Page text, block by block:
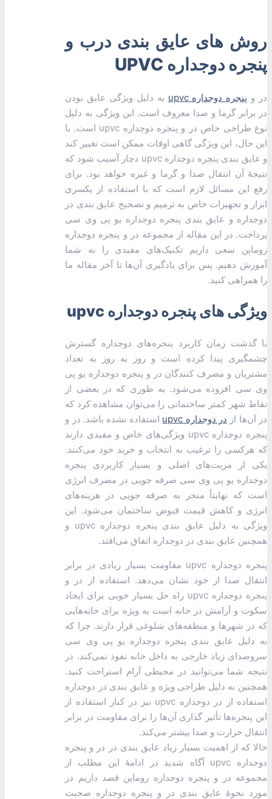
روش های عایق بندی درب و
پنجره دوجداره UPVC
در و پنجره دوجداره upvc
به دلیل ویژگی عایق بودن
در برابر گرما و صدا معروف است. این ویژگی به دلیل
نوع طراحی خاص در و پنجره دوجداره upvc است. با
این حال، این ویژگی گاهی اوقات ممکن است تغییر کند
و عایق بندی پنجره دوجداره upvc دچار آسیب شود که
نتیجۀ آن انتقال صدا و گرما و غیره خواهد بود. برای
رفع این مسائل لازم است که با استفاده از یکسری
ابزار و تجهیزات خاص به ترمیم و تصحیح عایق بندی در
دوجداره و عایق بندی پنجره دوجداره یو پی وی سی
پرداخت. در این مقاله از مجموعه در و پنجره دوجداره
روماپن سعی داریم تکنیک‌های مفیدی را به شما
آموزش دهیم. پس برای یادگیری آن‌ها تا آخر مقاله ما
را همراهی کنید.
ویژگی های پنجره دوجداره upvc
با گذشت زمان کاربرد پنجره‌های دوجداره گسترش
چشمگیری پیدا کرده است و روز به روز به تعداد
مشتریان و مصرف کنندگان در و پنجره دوجداره یو پی
وی سی افزوده می‌شود. به طوری که در بعضی از
نقاط شهر کمتر ساختمانی را می‌توان مشاهده کرد که
در آن‌ها از در دوجداره upvc
استفاده نشده باشد. در و
پنجره دوجداره upvc ویژگی‌های خاص و مفیدی دارند
که هرکسی را ترغیب به انتخاب و خرید خود می‌کنند.
یکی از مزیت‌های اصلی و بسیار کاربردی پنجره
دوجداره یو پی وی سی صرفه‌ جویی در مصرف انرژی
است که نهایتاً منجر به صرفه جویی در هزینه‌های
انرژی و کاهش قیمت قبوض ساختمان می‌شود. این
ویژگی به دلیل عایق بندی پنجره دوجداره upvc و
همچنین عایق بندی در دوجداره اتفاق می‌افتد.
پنجره دوجداره upvc مقاومت بسیار زیادی در برابر
انتقال صدا از خود نشان می‌دهد. استفاده از در و
پنجره دوجداره upvc راه‌ حل بسیار خوبی برای ایجاد
سکوت و آرامش در خانه است به ویژه برای خانه‌هایی
که در شهرها و منطقه‌های شلوغی قرار دارند. چرا که
به دلیل عایق بندی پنجره دوجداره یو پی وی سی
سروصدای زیاد خارجی به داخل خانه نفوذ نمی‌کند. در
نتیجه شما می‌توانید در محیطی آرام استراحت کنید.
همچنین به دلیل طراحی ویژه و عایق بندی در دوجداره
استفاده از در دوجداره upvc نیز در کنار استفاده از
این پنجره‌ها تأثیر گذاری آن‌ها را برای مقاومت در برابر
انتقال حرارت و صدا بیشتر می‌کند.
حالا که از اهمیت بسیار زیاد عایق بندی در در و پنجره
دوجداره upvc آگاه شدید در ادامۀ این مطلب از
مجموعه در و پنجره دوجداره روماپن قصد داریم در
مورد نحوۀ عایق بندی در و پنجره دوجداره صحبت